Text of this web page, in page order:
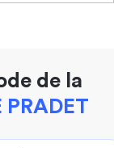
de la
PRADET